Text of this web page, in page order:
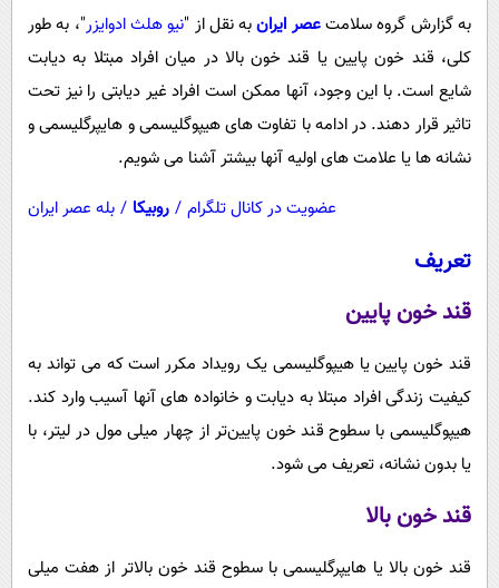
به گزارش گروه سلامتعصر ایرانبه نقل از "نیو هلث ادوایزر"، به طور
کلی، قند خون پایین یا قند خون بالا در میان افراد مبتلا به دیابت
شایع است. با این وجود، آنها ممکن است افراد غیر دیابتی را نیز تحت
تاثیر قرار دهند. در ادامه با تفاوت های هیپوگلیسمی و هایپرگلیسمی و
نشانه ها یا علامت های اولیه آنها بیشتر آشنا می شویم.
عضویت در کانال تلگرام / روبیکا / بله عصر ایران
تعریف
قند خون پایین
قند خون پایین یا هیپوگلیسمی یک رویداد مکرر است که می تواند به
کیفیت زندگی افراد مبتلا به دیابت و خانواده های آنها آسیب وارد کند.
هیپوگلیسمی با سطوح قند خون پایین‌تر از چهار میلی مول در لیتر، با
یا بدون نشانه، تعریف می شود.
قند خون بالا
قند خون بالا یا هایپرگلیسمی با سطوح قند خون بالاتر از هفت میلی